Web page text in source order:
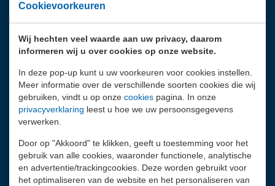
Cookievoorkeuren
Wij hechten veel waarde aan uw privacy, daarom
informeren wij u over cookies op onze website.
In deze pop-up kunt u uw voorkeuren voor cookies instellen.
Meer informatie over de verschillende soorten cookies die wij
gebruiken, vindt u op onze cookies pagina. In onze
privacyverklaring leest u hoe we uw persoonsgegevens
verwerken.
Door op "Akkoord" te klikken, geeft u toestemming voor het
gebruik van alle cookies, waaronder functionele, analytische
en advertentie/trackingcookies. Deze worden gebruikt voor
het optimaliseren van de website en het personaliseren van
Verstuur
Opleidingen
Rijopleidingen